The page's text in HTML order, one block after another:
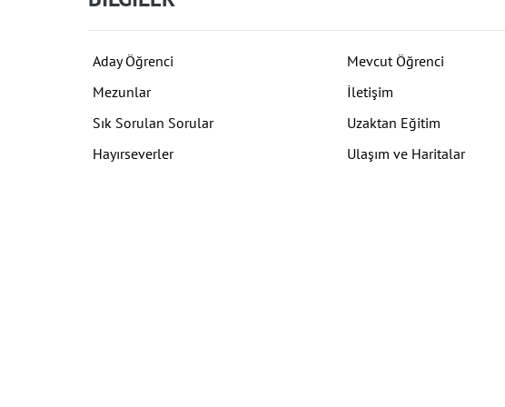
Aday Öğrenci
Mevcut Öğrenci
Mezunlar
İletişim
Sık Sorulan Sorular
Uzaktan Eğitim
Hayırseverler
Ulaşım ve Haritalar